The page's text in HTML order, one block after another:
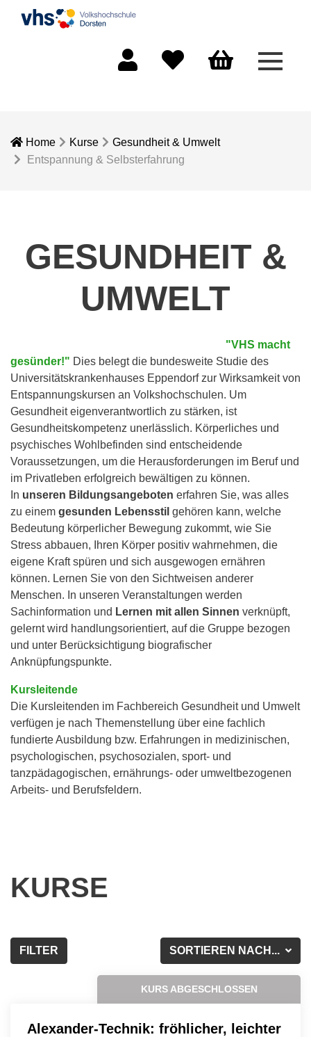
Menü
Home Kurse
Gesundheit & Umwelt
Entspannung & Selbsterfahrung
GESUNDHEIT &
UMWELT
"VHS macht
gesünder!" Dies belegt die bundesweite Studie des
Universitätskrankenhauses Eppendorf zur Wirksamkeit von
Entspannungskursen an Volkshochschulen. Um
Gesundheit eigenverantwortlich zu stärken, ist
Gesundheitskompetenz unerlässlich. Körperliches und
psychisches Wohlbefinden sind entscheidende
Voraussetzungen, um die Herausforderungen im Beruf und
im Privatleben erfolgreich bewältigen zu können.
In unseren Bildungsangeboten erfahren Sie, was alles
zu einem gesunden Lebensstil gehören kann, welche
Bedeutung körperlicher Bewegung zukommt, wie Sie
Stress abbauen, Ihren Körper positiv wahrnehmen, die
eigene Kraft spüren und sich ausgewogen ernähren
können. Lernen Sie von den Sichtweisen anderer
Menschen. In unseren Veranstaltungen werden
Sachinformation und Lernen mit allen Sinnen verknüpft,
gelernt wird handlungsorientiert, auf die Gruppe bezogen
und unter Berücksichtigung biografischer
Anknüpfungspunkte.
Kursleitende
Die Kursleitenden im Fachbereich Gesundheit und Umwelt
verfügen je nach Themenstellung über eine fachlich
fundierte Ausbildung bzw. Erfahrungen in medizinischen,
psychologischen, psychosozialen, sport- und
tanzpädagogischen, ernährungs- oder umweltbezogenen
Arbeits- und Berufsfeldern.
KURSE
SORTIEREN NACH...
FILTER
KURS ABGESCHLOSSEN
Alexander-Technik: fröhlicher, leichter